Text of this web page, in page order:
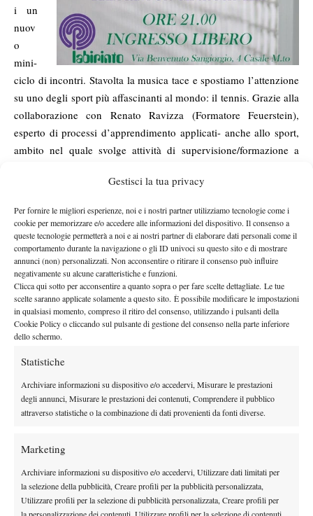
Gestisci la tua privacy
Per fornire le migliori esperienze, noi e i nostri partner utilizziamo tecnologie come i
cookie per memorizzare e/o accedere alle informazioni del dispositivo. Il consenso a
queste tecnologie permetterà a noi e ai nostri partner di elaborare dati personali come il
comportamento durante la navigazione o gli ID univoci su questo sito e di mostrare
annunci (non) personalizzati. Non acconsentire o ritirare il consenso può influire
negativamente su alcune caratteristiche e funzioni.
Clicca qui sotto per acconsentire a quanto sopra o per fare scelte dettagliate. Le tue
scelte saranno applicate solamente a questo sito. È possibile modificare le impostazioni
in qualsiasi momento, compreso il ritiro del consenso, utilizzando i pulsanti della
Cookie Policy o cliccando sul pulsante di gestione del consenso nella parte inferiore
dello schermo.
Statistiche
Archiviare informazioni su dispositivo e/o accedervi, Misurare le prestazioni
degli annunci, Misurare le prestazioni dei contenuti, Comprendere il pubblico
attraverso statistiche o la combinazione di dati provenienti da fonti diverse.
Marketing
Archiviare informazioni su dispositivo e/o accedervi, Utilizzare dati limitati per
la selezione della pubblicità, Creare profili per la pubblicità personalizzata,
Utilizzare profili per la selezione di pubblicità personalizzata, Creare profili per
la personalizzazione dei contenuti, Utilizzare profili per la selezione di contenuti
i un
nuov
o
mini-
ciclo di incontri. Stavolta la musica tace e spostiamo l’attenzione
su uno degli sport più affascinanti al mondo: il tennis. Grazie alla
collaborazione con Renato Ravizza (Formatore Feuerstein),
esperto di processi d’apprendimento applicati- anche allo sport,
ambito nel quale svolge attività di supervisione/formazione a
con la scuola tennis dello Sport Club Nuova Casale) e lavora con
svariate discipline, ci addentriamo all’interno dell’era open di
questo sport, e per farlo ci siamo avvalsi del prezioso contributo
di due tra i maggiori esperti italiani.
A parlare degli ANNI ’90 e 2000 abbiamo invitato (venerdì 6
dicembre)LUCA BOTTAZZI, Membro del board Research
Italian Tennis Association, già tennista professionista e Medaglia
al Valore Atletico del CONI oltre che commentatore tecnico di
Sky ed Eurosport. Impossibile condensare una carriera così
prolifica in poche e semplici parole, quello che è sicuro e che
vent’anni di tennis da chi li ha vissuti a stretto contatto con i più
grandi protagonisti.
un lato servirà a promuovere l’evento, dall’altro metterà in mostra
per il momento svelare nulla, ma che siamo certi faranno parlare
di se.